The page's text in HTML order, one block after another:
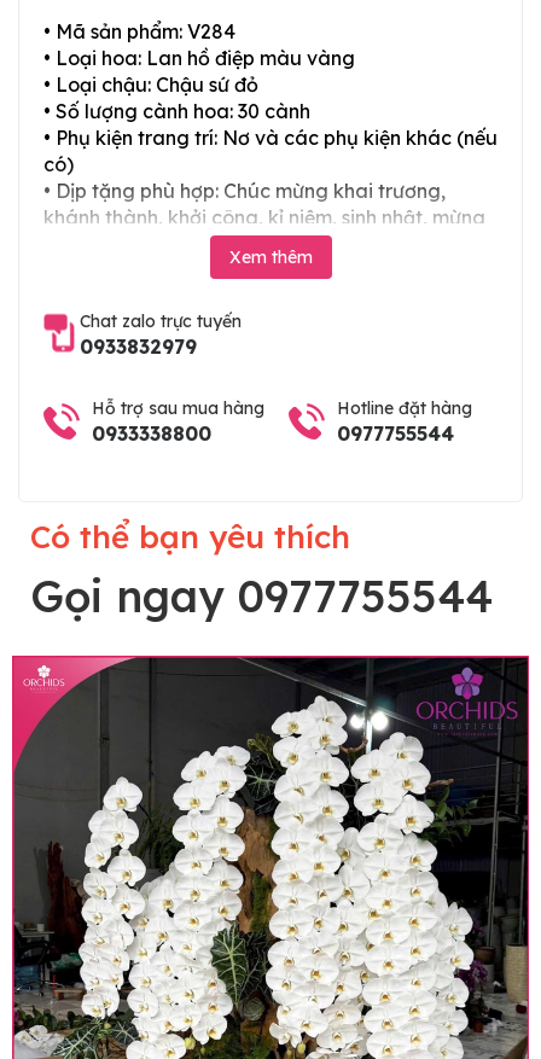
• Mã sản phẩm: V284
• Loại hoa: Lan hồ điệp màu vàng
• Loại chậu: Chậu sứ đỏ
• Số lượng cành hoa: 30 cành
• Phụ kiện trang trí: Nơ và các phụ kiện khác (nếu
có)
• Dịp tặng phù hợp: Chúc mừng khai trương,
khánh thành, khởi công, kỉ niệm, sinh nhật, mừng
thọ, mừng cưới, tân gia và các ngày lễ tết trong
Lưu ý trước khi đặt hàng
• Về cây hoa: Một chậu hoa lan hồ điệp đẹp và
hoàn chỉnh sẽ được phối ghép từ nhiều cây hoa
và tạo dáng hoàn toàn thủ công nên có thể sẽ
khác nhau đôi chút giữa sản phẩm thực tế và
Xem thêm
Chat zalo trực tuyến
0933832979
Hỗ trợ sau mua hàng
0933338800
Hotline đặt hàng
0977755544
Có thể bạn yêu thích
Gọi ngay 0977755544